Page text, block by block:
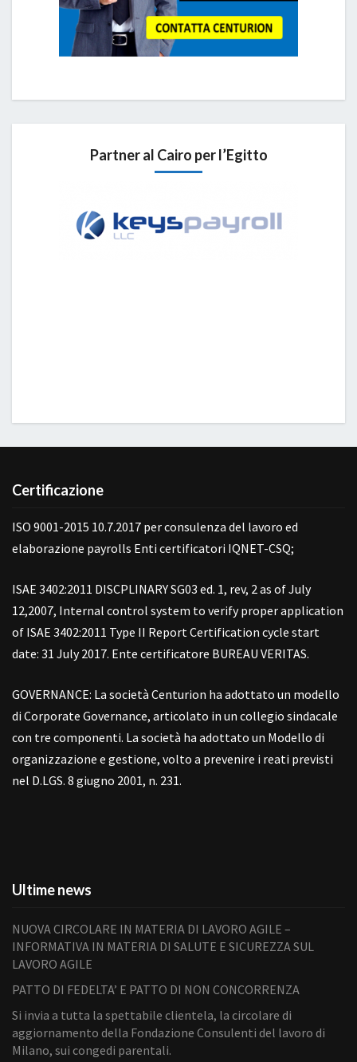
Partner al Cairo per l’Egitto
Certificazione
ISO 9001-2015 10.7.2017 per consulenza del lavoro ed
elaborazione payrolls Enti certificatori IQNET-CSQ;
ISAE 3402:2011 DISCPLINARY SG03 ed. 1, rev, 2 as of July
12,2007, Internal control system to verify proper application
of ISAE 3402:2011 Type II Report Certification cycle start
date: 31 July 2017. Ente certificatore BUREAU VERITAS.
GOVERNANCE: La società Centurion ha adottato un modello
di Corporate Governance, articolato in un collegio sindacale
con tre componenti. La società ha adottato un Modello di
organizzazione e gestione, volto a prevenire i reati previsti
nel D.LGS. 8 giugno 2001, n. 231.
Ultime news
NUOVA CIRCOLARE IN MATERIA DI LAVORO AGILE –
INFORMATIVA IN MATERIA DI SALUTE E SICUREZZA SUL
LAVORO AGILE
PATTO DI FEDELTA’ E PATTO DI NON CONCORRENZA
Si invia a tutta la spettabile clientela, la circolare di
aggiornamento della Fondazione Consulenti del lavoro di
Milano, sui congedi parentali.